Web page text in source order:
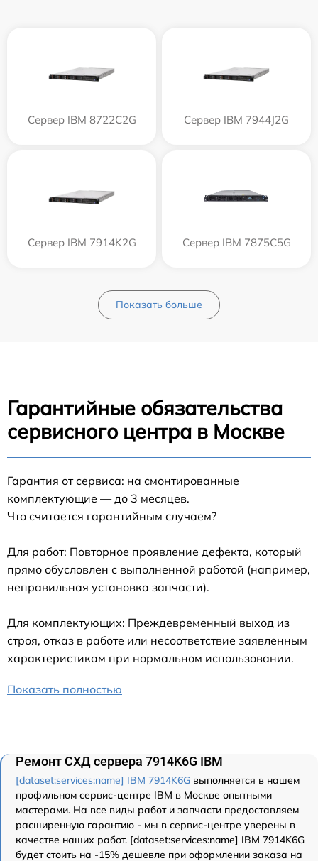
Сервер IBM 8722C2G Сервер IBM 7944J2G
Сервер IBM 7914K2G Сервер IBM 7875C5G
Показать больше
Гарантийные обязательства
сервисного центра в Москве
Гарантия от сервиса: на смонтированные
комплектующие — до 3 месяцев.
Что считается гарантийным случаем?
Для работ: Повторное проявление дефекта, который
прямо обусловлен с выполненной работой (например,
неправильная установка запчасти).
Для комплектующих: Преждевременный выход из
строя, отказ в работе или несоответствие заявленным
характеристикам при нормальном использовании.
Показать полностью
Ремонт СХД сервера 7914K6G IBM
[dataset:services:name] IBM 7914K6G выполняется в нашем
профильном сервис-центре IBM в Москве опытными
мастерами. На все виды работ и запчасти предоставляем
расширенную гарантию - мы в сервис-центре уверены в
качестве наших работ. [dataset:services:name] IBM 7914K6G
будет стоить на -15% дешевле при оформлении заказа на